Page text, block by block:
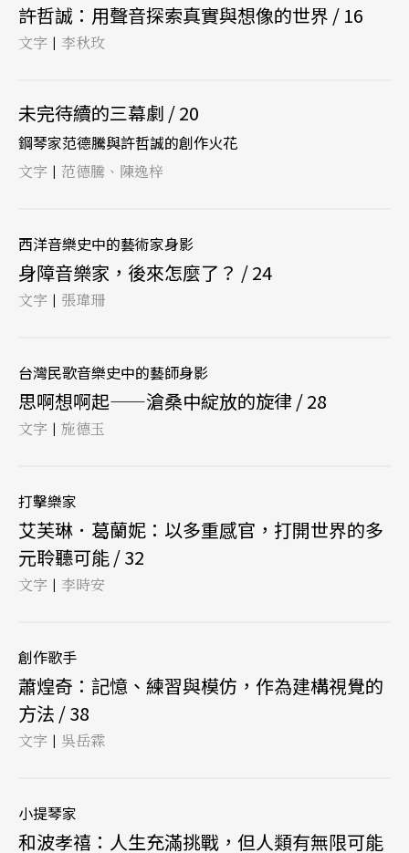
許哲誠：用聲音探索真實與想像的世界 / 16
文字 | 李秋玫
未完待續的三幕劇 / 20
鋼琴家范德騰與許哲誠的創作火花
文字 | 范德騰、陳逸梓
西洋音樂史中的藝術家身影
身障音樂家，後來怎麼了？ / 24
文字 | 張瑋珊
台灣民歌音樂史中的藝師身影
思啊想啊起——滄桑中綻放的旋律 / 28
文字 | 施德玉
打擊樂家
艾芙琳．葛蘭妮：以多重感官，打開世界的多
元聆聽可能 / 32
文字 | 李時安
創作歌手
蕭煌奇：記憶、練習與模仿，作為建構視覺的
方法 / 38
文字 | 吳岳霖
小提琴家
和波孝禧：人生充滿挑戰，但人類有無限可能